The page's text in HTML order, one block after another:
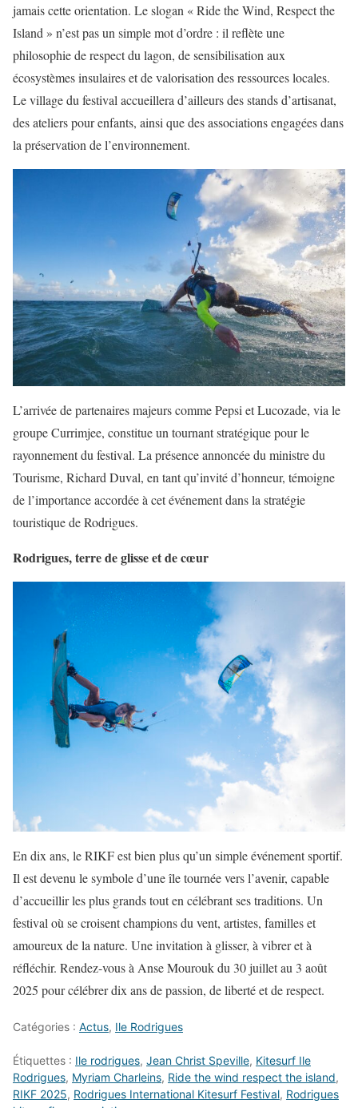
jamais cette orientation. Le slogan « Ride the Wind, Respect the
Island » n’est pas un simple mot d’ordre : il reflète une
philosophie de respect du lagon, de sensibilisation aux
écosystèmes insulaires et de valorisation des ressources locales.
Le village du festival accueillera d’ailleurs des stands d’artisanat,
des ateliers pour enfants, ainsi que des associations engagées dans
la préservation de l’environnement.
L’arrivée de partenaires majeurs comme Pepsi et Lucozade, via le
groupe Currimjee, constitue un tournant stratégique pour le
rayonnement du festival. La présence annoncée du ministre du
Tourisme, Richard Duval, en tant qu’invité d’honneur, témoigne
de l’importance accordée à cet événement dans la stratégie
touristique de Rodrigues.
Rodrigues, terre de glisse et de cœur
En dix ans, le RIKF est bien plus qu’un simple événement sportif.
Il est devenu le symbole d’une île tournée vers l’avenir, capable
d’accueillir les plus grands tout en célébrant ses traditions. Un
festival où se croisent champions du vent, artistes, familles et
amoureux de la nature. Une invitation à glisser, à vibrer et à
réfléchir. Rendez-vous à Anse Mourouk du 30 juillet au 3 août
2025 pour célébrer dix ans de passion, de liberté et de respect.
Catégories : Actus, Ile Rodrigues
Étiquettes : Ile rodrigues, Jean Christ Speville, Kitesurf Ile
Rodrigues, Myriam Charleins, Ride the wind respect the island,
RIKF 2025, Rodrigues International Kitesurf Festival, Rodrigues